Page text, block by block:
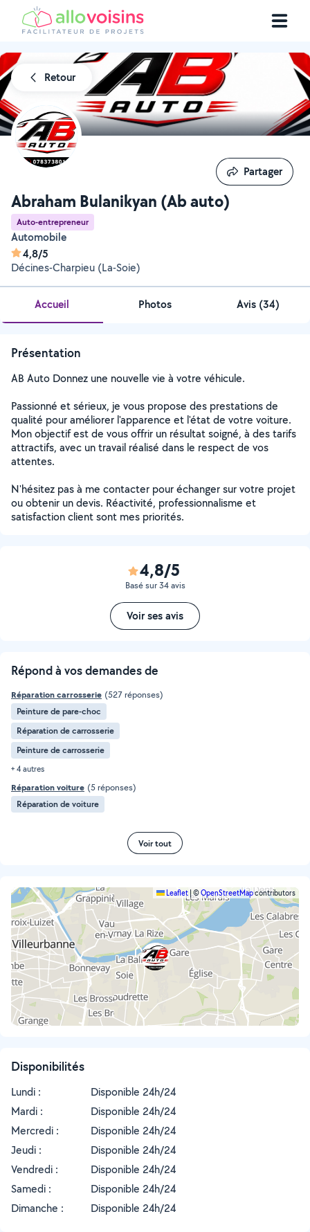
Retour
Abraham Bulanikyan (Ab auto)
Auto-entrepreneur
Automobile
4,8/5
Décines-Charpieu (La-Soie)
Partager
Partager
Accueil Photos Avis (34)
Présentation
AB Auto Donnez une nouvelle vie à votre véhicule.
Passionné et sérieux, je vous propose des prestations de
qualité pour améliorer l'apparence et l'état de votre voiture.
Mon objectif est de vous offrir un résultat soigné, à des tarifs
attractifs, avec un travail réalisé dans le respect de vos
attentes.
N'hésitez pas à me contacter pour échanger sur votre projet
ou obtenir un devis. Réactivité, professionnalisme et
satisfaction client sont mes priorités.
4,8/5
Basé sur 34 avis
Voir ses avis
Répond à vos demandes de
Réparation carrosserie (527 réponses)
Peinture de pare-choc
Réparation de carrosserie
Peinture de carrosserie
+ 4 autres
Réparation voiture (5 réponses)
Réparation de voiture
Voir tout
Leaflet |©OpenStreetMapcontributors
Disponibilités
Lundi :
Disponible 24h/24
Mardi :
Disponible 24h/24
Mercredi :
Disponible 24h/24
Jeudi :
Disponible 24h/24
Vendredi :
Disponible 24h/24
Samedi :
Disponible 24h/24
Dimanche :
Disponible 24h/24